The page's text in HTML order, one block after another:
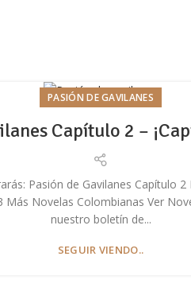
PASIÓN DE GAVILANES
Capítulo 2 –
Pasión de Gavilanes Capítulo 2
Más Novelas Colombianas Ver
nuestro boletín de...
SEGUIR VIENDO..